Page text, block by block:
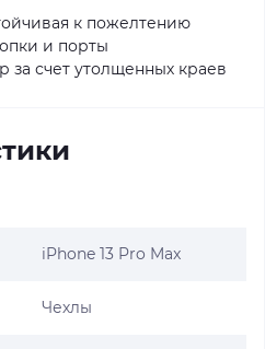
к пожелтению
и порты
за счет утолщенных краев
iPhone 13 Pro Max
Чехлы